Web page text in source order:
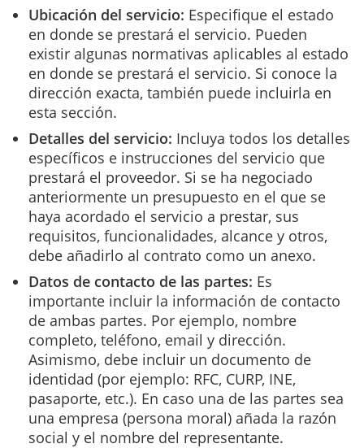
Ubicación del servicio: Especifique el estado
en donde se prestará el servicio. Pueden
existir algunas normativas aplicables al estado
en donde se prestará el servicio. Si conoce la
dirección exacta, también puede incluirla en
esta sección.
Detalles del servicio: Incluya todos los detalles
específicos e instrucciones del servicio que
prestará el proveedor. Si se ha negociado
anteriormente un presupuesto en el que se
haya acordado el servicio a prestar, sus
requisitos, funcionalidades, alcance y otros,
debe añadirlo al contrato como un anexo.
Datos de contacto de las partes: Es
importante incluir la información de contacto
de ambas partes. Por ejemplo, nombre
completo, teléfono, email y dirección.
Asimismo, debe incluir un documento de
identidad (por ejemplo: RFC, CURP, INE,
pasaporte, etc.). En caso una de las partes sea
una empresa (persona moral) añada la razón
social y el nombre del representante.